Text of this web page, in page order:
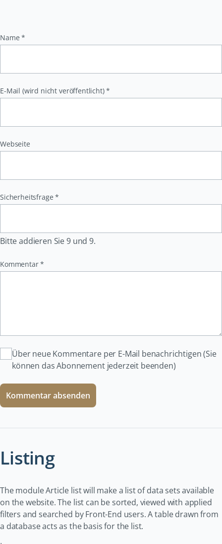
Pflichtfeld
Name *
Pflichtfeld
E-Mail (wird nicht veröffentlicht) *
Webseite
Pflichtfeld
Sicherheitsfrage *
Bitte addieren Sie 9 und 9.
Pflichtfeld
Kommentar *
Über neue Kommentare per E-Mail benachrichtigen (Sie
können das Abonnement jederzeit beenden)
Kommentar absenden
Listing
The module Article list will make a list of data sets available
on the website. The list can be sorted, viewed with applied
filters and searched by Front-End users. A table drawn from
a database acts as the basis for the list.